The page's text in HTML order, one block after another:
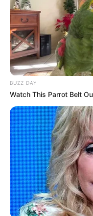
BUZZ DAY
Watch This Parrot Belt